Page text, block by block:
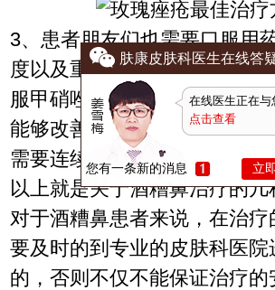
3、患者朋友们也需要口服用
度以及重度的玫瑰痤疮的患者
服甲硝唑，能够起到杀虫的
能够改善毛细血管扩张的现象
需要连续用药一个星期左右才
以上就是关于酒糟鼻治疗的几
对于酒糟鼻患者来说，在治疗
要及时的到专业的皮肤科医
的，否则不仅不能保证治疗的
肤康皮肤科医生在线答
在线医生正在与
点击查看
您有一条新的消息 立